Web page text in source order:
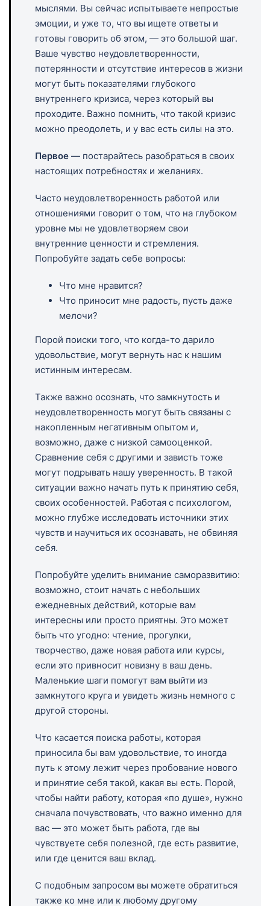
мыслями. Вы сейчас испытываете непростые
эмоции, и уже то, что вы ищете ответы и
готовы говорить об этом, — это большой шаг.
Ваше чувство неудовлетворенности,
потерянности и отсутствие интересов в жизни
могут быть показателями глубокого
внутреннего кризиса, через который вы
проходите. Важно помнить, что такой кризис
можно преодолеть, и у вас есть силы на это.
Первое — постарайтесь разобраться в своих
настоящих потребностях и желаниях.
Часто неудовлетворенность работой или
отношениями говорит о том, что на глубоком
уровне мы не удовлетворяем свои
внутренние ценности и стремления.
Попробуйте задать себе вопросы:
Что мне нравится?
Что приносит мне радость, пусть даже
мелочи?
Порой поиски того, что когда-то дарило
удовольствие, могут вернуть нас к нашим
истинным интересам.
Также важно осознать, что замкнутость и
неудовлетворенность могут быть связаны с
накопленным негативным опытом и,
возможно, даже с низкой самооценкой.
Сравнение себя с другими и зависть тоже
могут подрывать нашу уверенность. В такой
ситуации важно начать путь к принятию себя,
своих особенностей. Работая с психологом,
можно глубже исследовать источники этих
чувств и научиться их осознавать, не обвиняя
себя.
Попробуйте уделить внимание саморазвитию:
возможно, стоит начать с небольших
ежедневных действий, которые вам
интересны или просто приятны. Это может
быть что угодно: чтение, прогулки,
творчество, даже новая работа или курсы,
если это привносит новизну в ваш день.
Маленькие шаги помогут вам выйти из
замкнутого круга и увидеть жизнь немного с
другой стороны.
Что касается поиска работы, которая
приносила бы вам удовольствие, то иногда
путь к этому лежит через пробование нового
и принятие себя такой, какая вы есть. Порой,
чтобы найти работу, которая «по душе», нужно
сначала почувствовать, что важно именно для
вас — это может быть работа, где вы
чувствуете себя полезной, где есть развитие,
или где ценится ваш вклад.
С подобным запросом вы можете обратиться
также ко мне или к любому другому